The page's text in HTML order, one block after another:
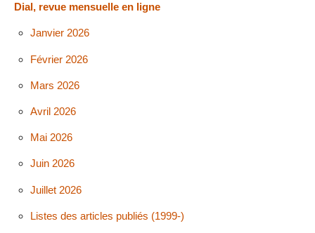
Dial, revue mensuelle en ligne
Janvier 2026
Février 2026
Mars 2026
Avril 2026
Mai 2026
Juin 2026
Juillet 2026
Listes des articles publiés (1999-)